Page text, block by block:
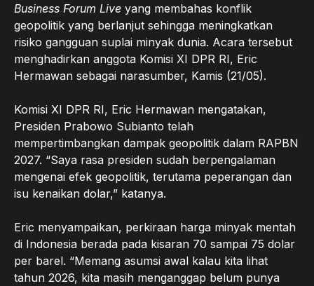
Business Forum Live yang membahas konflik
geopolitik yang berlanjut sehingga meningkatkan
risiko gangguan suplai minyak dunia. Acara tersebut
menghadirkan anggota Komisi XI DPR RI, Eric
Hermawan sebagai narasumber, Kamis (21/05).
Komisi XI DPR RI, Eric Hermawan mengatakan,
Presiden Prabowo Subianto telah
mempertimbangkan dampak geopolitik dalam RAPBN
2027. “Saya rasa presiden sudah berpengalaman
mengenai efek geopolitik, terutama peperangan dan
isu kenaikan dolar,” katanya.
Eric menyampaikan, perkiraan harga minyak mentah
di Indonesia berada pada kisaran 70 sampai 75 dolar
per barel. “Memang asumsi awal kalau kita lihat
tahun 2026, kita masih menganggap belum punya